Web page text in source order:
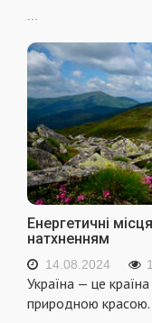
Енергетичні
натхненням
14.08.2024
Україна — це
природною